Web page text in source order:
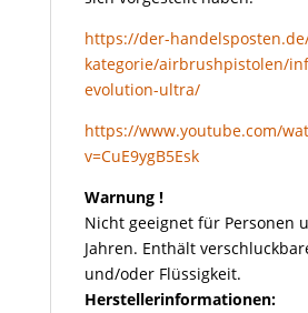
https://der-
kategorie/airbrushpistolen/
evolution-ultra/
https://www.youtube.com/
v=CuE9ygB5Esk
Warnung !
Nicht geeignet für Personen
Jahren. Enthält
und/oder Flüssigkeit.
Herstellerinformationen: